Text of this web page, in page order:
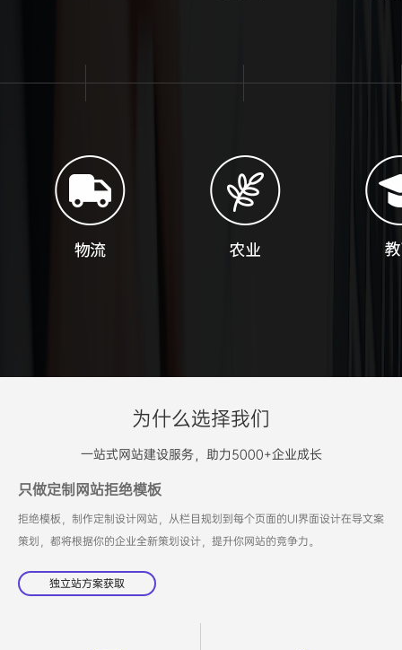
为什么选择我们
一站式网站建设服务，助力5000+企业成长
只做定制网站拒绝模板
拒绝模板，制作定制设计网站，从栏目规划到每个页面的UI界面设计在导文案
策划，都将根据你的企业全新策划设计，提升你网站的竞争力。
独立站方案获取